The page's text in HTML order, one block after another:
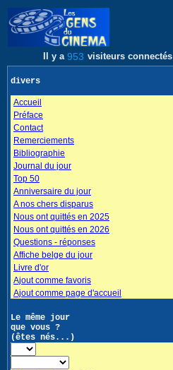
Il y a 953 visiteurs connectés
divers
Accueil
Préface
Contact
Remerciements
Bibliographie
Journal du jour
Top 50
Anniversaire du jour
A nos chers disparus
Nous ont quittés en 2025
Nous ont quittés en 2026
Questions - réponses
Affiche belge du jour
Livre d'or
Ajout comme favoris
Ajout comme page d'accueil
Le même jour
que vous ?
(êtes nés...)